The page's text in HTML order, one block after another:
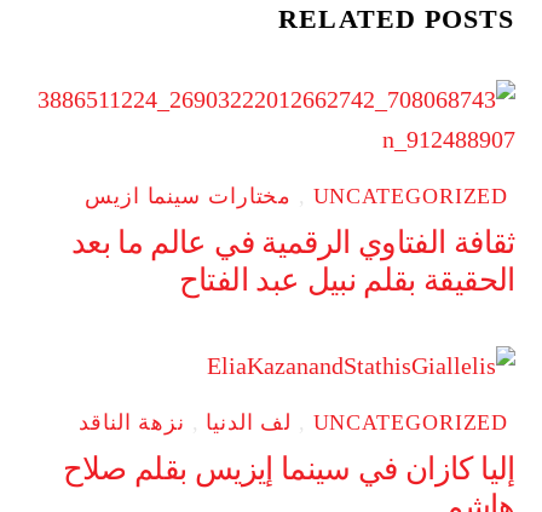
RELATED POSTS
UNCATEGORIZED
, مختارات سينما ازيس
ثقافة الفتاوي الرقمية في عالم ما بعد
الحقيقة بقلم نبيل عبد الفتاح
UNCATEGORIZED لف الدنيا نزهة الناقد
إليا كازان في سينما إيزيس بقلم صلاح